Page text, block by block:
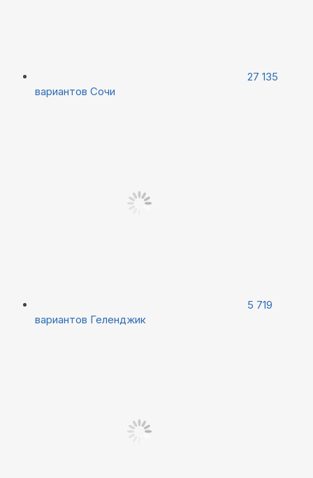
27 135
вариантов Сочи
5 719
вариантов Геленджик